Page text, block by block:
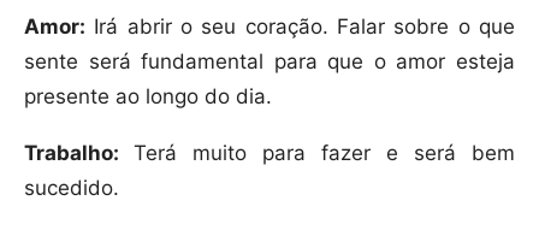
Amor: Irá abrir o seu coração. Falar sobre o que
sente será fundamental para que o amor esteja
presente ao longo do dia.
Trabalho: Terá muito para fazer e será bem
sucedido.